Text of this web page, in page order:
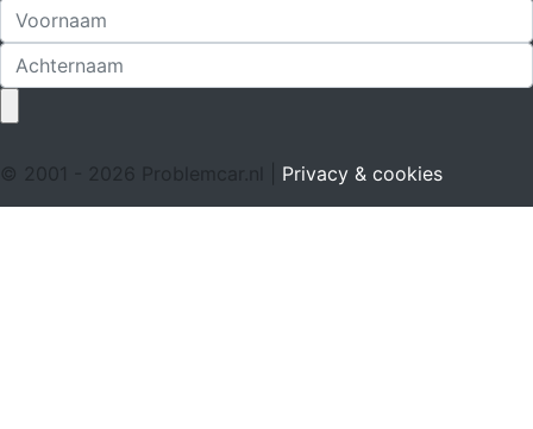
© 2001 - 2026 Problemcar.nl | Privacy & cookies